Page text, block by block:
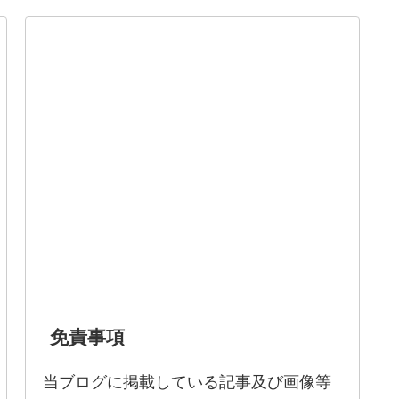
免責事項
当ブログに掲載している記事及び画像等